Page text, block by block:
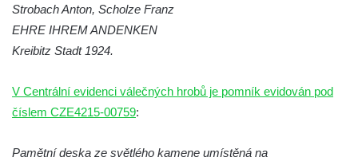
Předoníně
Kenotaf Pepiho Meisela na hřbitově v
Kenotaf Leopolda Malata na hřbitově v
Strobach Anton, Scholze Franz
EHRE IHREM ANDENKEN
Kreibitz Stadt 1924.
V Centrální evidenci válečných hrobů je pomník evidován pod
číslem CZE4215-00759:
Pamětní deska ze světlého kamene umístěná na